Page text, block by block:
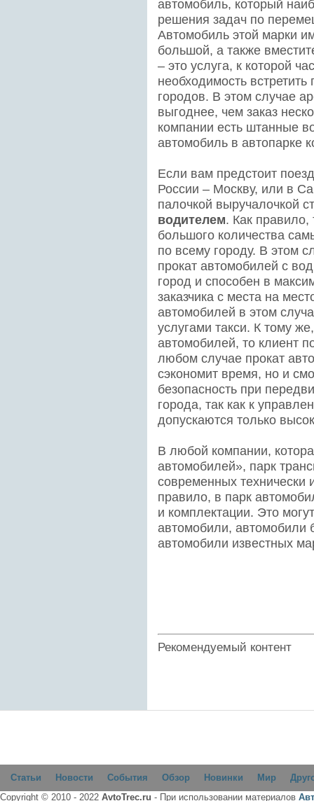
автомобиль, который
решения задач по
Автомобиль этой марки
большой, а также
– это услуга, к которой
необходимость
городов. В этом случае
выгоднее, чем заказ
компании есть штанные
автомобиль в автопарке
Если вам предстоит
России – Москву, или в
палочкой выручалочкой
водителем. Как правило,
большого количества
по всему городу. В этом
прокат автомобилей с
город и способен в
заказчика с места на
автомобилей в этом
услугами такси. К тому
автомобилей, то клиент
любом случае прокат
сэкономит время, но и
безопасность при
города, так как к
допускаются только
В любой компании,
автомобилей», парк
современных технически
правило, в парк
и комплектации. Это
автомобили, автомобили
автомобили известных
Рекомендуемый контент
Статьи Новости События Обзор Новинки Мир
Copyright © 2010 - 2022 AvtoTrec.ru - При использовании материалов